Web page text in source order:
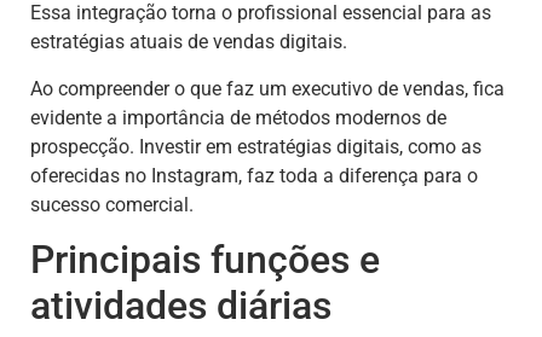
Essa integração torna o profissional essencial para as
estratégias atuais de vendas digitais.
Ao compreender o que faz um executivo de vendas, fica
evidente a importância de métodos modernos de
prospecção. Investir em estratégias digitais, como as
oferecidas no Instagram, faz toda a diferença para o
sucesso comercial.
Principais funções e
atividades diárias